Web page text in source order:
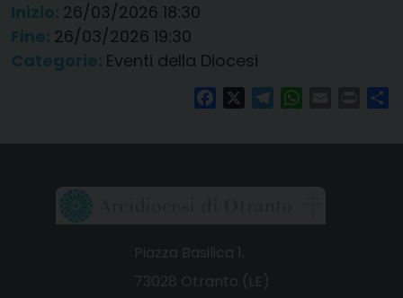
Inizio: 26/03/2026 18:30
Fine: 26/03/2026 19:30
Categorie: Eventi della Diocesi
FacebookTelegramWhatsAppPrint